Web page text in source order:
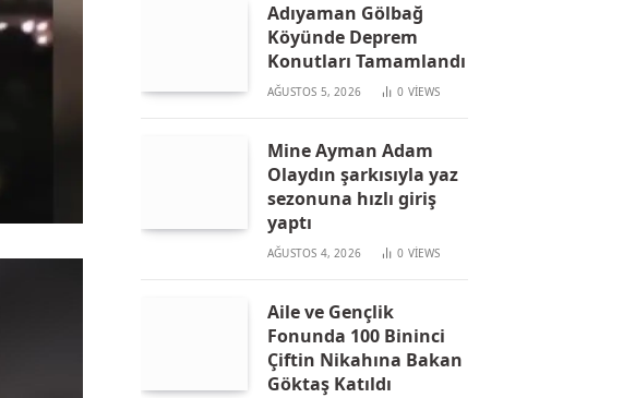
Adıyaman Gölbağ
Köyünde Deprem
Konutları Tamamlandı
AĞUSTOS 5, 2026 0 VIEWS
Mine Ayman Adam
Olaydın şarkısıyla yaz
sezonuna hızlı giriş
yaptı
AĞUSTOS 4, 2026 0 VIEWS
Aile ve Gençlik
Fonunda 100 Bininci
Çiftin Nikahına Bakan
Göktaş Katıldı